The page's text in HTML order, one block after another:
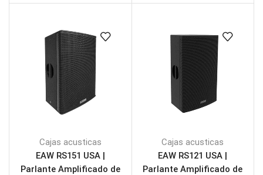
Cajas acusticas
EAW RS151 USA |
Parlante Amplificado de
Cajas acusticas
EAW RS121 USA |
Parlante Amplificado de